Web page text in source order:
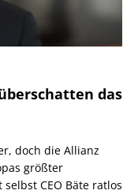
das
doch die Allianz
größter
CEO Bäte ratlos